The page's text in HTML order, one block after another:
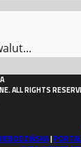
ALL RIGHTS
|